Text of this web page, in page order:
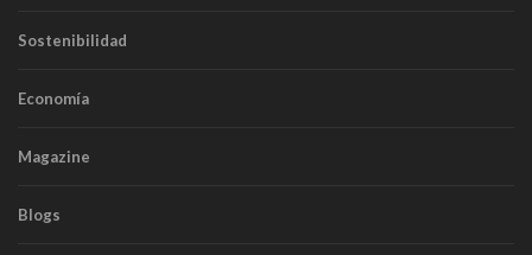
Sostenibilidad
Economía
Magazine
Blogs